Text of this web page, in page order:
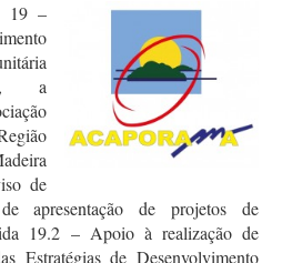
19 –
a
de
apresentação de projetos de
19.2 – Apoio à realização de
Estratégias de Desenvolvimento